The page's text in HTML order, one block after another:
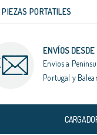
PORTATILES
ENVÍOS
Envíos a
Portugal y